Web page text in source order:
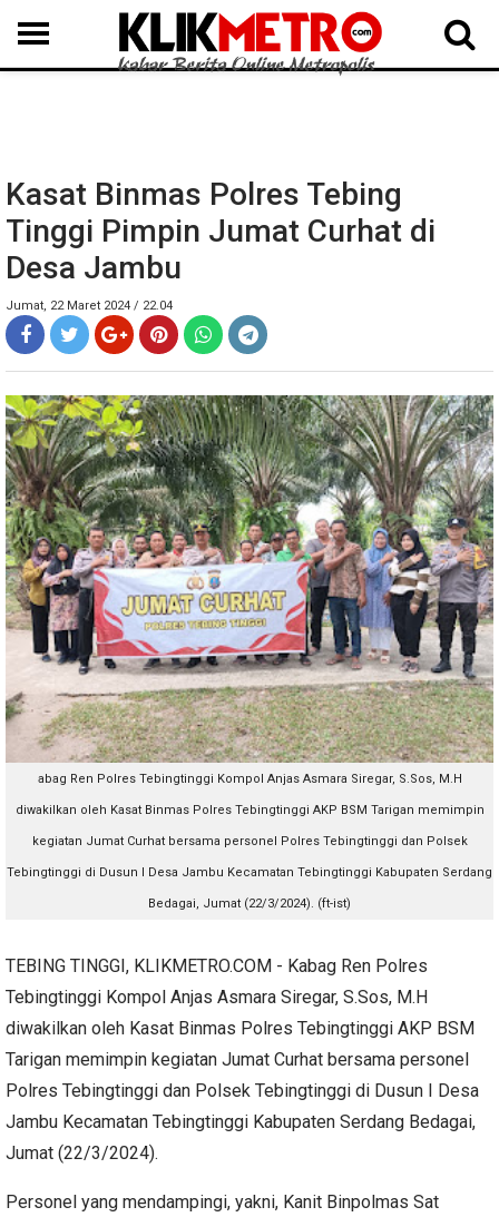
MEDAN LANGKAT DAIRI SAMOSIR TAPUT BATUBARA DELISERDANG
Kasat Binmas Polres Tebing
Tinggi Pimpin Jumat Curhat di
Desa Jambu
Jumat, 22 Maret 2024 / 22.04
abag Ren Polres Tebingtinggi Kompol Anjas Asmara Siregar, S.Sos, M.H
diwakilkan oleh Kasat Binmas Polres Tebingtinggi AKP BSM Tarigan memimpin
kegiatan Jumat Curhat bersama personel Polres Tebingtinggi dan Polsek
Tebingtinggi di Dusun I Desa Jambu Kecamatan Tebingtinggi Kabupaten Serdang
Bedagai, Jumat (22/3/2024). (ft-ist)
TEBING TINGGI, KLIKMETRO.COM - Kabag Ren Polres
Tebingtinggi Kompol Anjas Asmara Siregar, S.Sos, M.H
diwakilkan oleh Kasat Binmas Polres Tebingtinggi AKP BSM
Tarigan memimpin kegiatan Jumat Curhat bersama personel
Polres Tebingtinggi dan Polsek Tebingtinggi di Dusun I Desa
Jambu Kecamatan Tebingtinggi Kabupaten Serdang Bedagai,
Jumat (22/3/2024).
Personel yang mendampingi, yakni, Kanit Binpolmas Sat